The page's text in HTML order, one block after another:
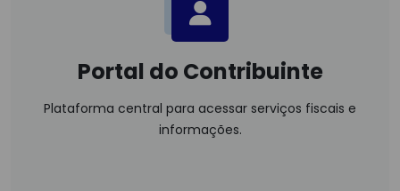
Portal do Contribuinte
Plataforma central para acessar serviços fiscais e
informações.